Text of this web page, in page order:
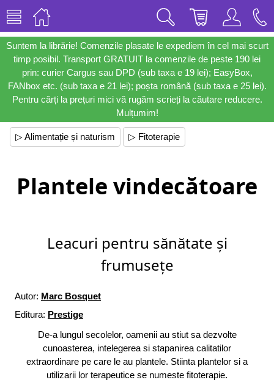
Suntem la librărie! Comenzile plasate le expediem în cel mai scurt
timp posibil. Transport GRATUIT la comenzile de peste 190 lei
prin: curier Cargus sau DPD (sub taxa e 19 lei); EasyBox,
FANbox etc. (sub taxa e 21 lei); poșta română (sub taxa e 25 lei).
Pentru cărți la prețuri mici vă rugăm scrieți la căutare reducere.
Mulțumim!
▷ Alimentație și naturism ▷ Fitoterapie
Plantele vindecătoare
Leacuri pentru sănătate și
frumusețe
Autor: Marc Bosquet
Editura: Prestige
De-a lungul secolelor, oamenii au stiut sa dezvolte
cunoasterea, intelegerea si stapanirea calitatilor
extraordinare pe care le au plantele. Stiinta plantelor si a
utilizarii lor terapeutice se numeste fitoterapie.